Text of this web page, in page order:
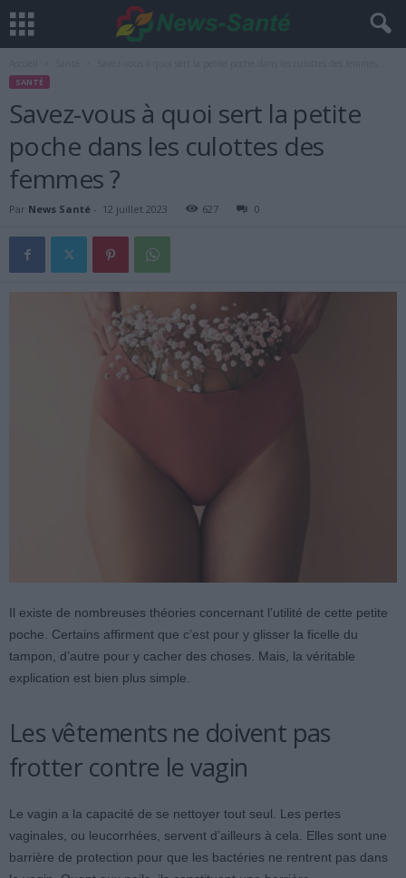
SANTÉ
Savez-vous à quoi sert la petite
poche dans les culottes des
femmes ?
Par News Santé - 12 juillet 2023 627 0
Il existe de nombreuses théories concernant l’utilité de cette petite
poche. Certains affirment que c’est pour y glisser la ficelle du
tampon, d’autre pour y cacher des choses. Mais, la véritable
explication est bien plus simple.
Les vêtements ne doivent pas
frotter contre le vagin
Le vagin a la capacité de se nettoyer tout seul. Les pertes
vaginales, ou leucorrhées, servent d’ailleurs à cela. Elles sont une
barrière de protection pour que les bactéries ne rentrent pas dans